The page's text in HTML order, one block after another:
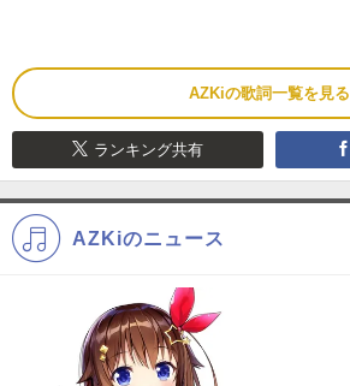
AZKiの歌詞一覧を見る
ランキング共有
AZKiのニュース